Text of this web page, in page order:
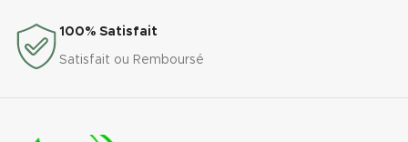
100% Satisfait
Satisfait ou Remboursé